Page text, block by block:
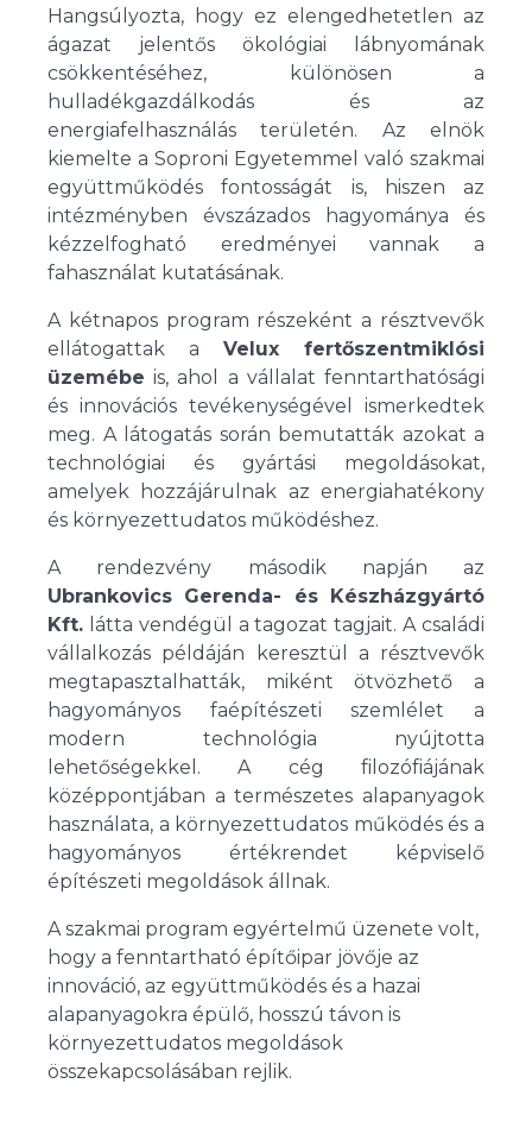
Hangsúlyozta, hogy ez elengedhetetlen az
ágazat jelentős ökológiai lábnyomának
csökkentéséhez, különösen a
hulladékgazdálkodás és az
energiafelhasználás területén. Az elnök
kiemelte a Soproni Egyetemmel való szakmai
együttműködés fontosságát is, hiszen az
intézményben évszázados hagyománya és
kézzelfogható eredményei vannak a
fahasználat kutatásának.
A kétnapos program részeként a résztvevők
ellátogattak a Velux fertőszentmiklósi
üzemébe is, ahol a vállalat fenntarthatósági
és innovációs tevékenységével ismerkedtek
meg. A látogatás során bemutatták azokat a
technológiai és gyártási megoldásokat,
amelyek hozzájárulnak az energiahatékony
és környezettudatos működéshez.
A rendezvény második napján az
Ubrankovics Gerenda- és Készházgyártó
Kft. látta vendégül a tagozat tagjait. A családi
vállalkozás példáján keresztül a résztvevők
megtapasztalhatták, miként ötvözhető a
hagyományos faépítészeti szemlélet a
modern technológia nyújtotta
lehetőségekkel. A cég filozófiájának
középpontjában a természetes alapanyagok
használata, a környezettudatos működés és a
hagyományos értékrendet képviselő
építészeti megoldások állnak.
A szakmai program egyértelmű üzenete volt,
hogy a fenntartható építőipar jövője az
innováció, az együttműködés és a hazai
alapanyagokra épülő, hosszú távon is
környezettudatos megoldások
összekapcsolásában rejlik.